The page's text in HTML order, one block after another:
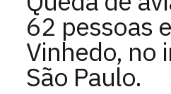
62 pessoas
Vinhedo, no
São Paulo.